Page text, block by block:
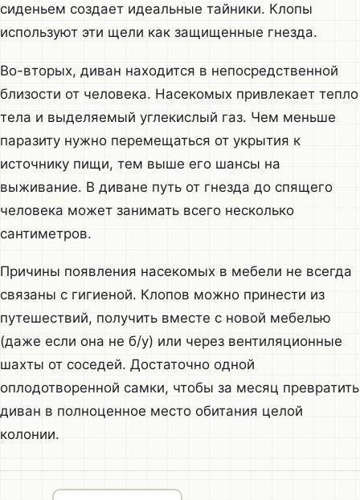
сиденьем создает идеальные тайники. Клопы
используют эти щели как защищенные гнезда.
Во-вторых, диван находится в непосредственной
близости от человека. Насекомых привлекает тепло
тела и выделяемый углекислый газ. Чем меньше
паразиту нужно перемещаться от укрытия к
источнику пищи, тем выше его шансы на
выживание. В диване путь от гнезда до спящего
человека может занимать всего несколько
сантиметров.
Причины появления насекомых в мебели не всегда
связаны с гигиеной. Клопов можно принести из
путешествий, получить вместе с новой мебелью
(даже если она не б/у) или через вентиляционные
шахты от соседей. Достаточно одной
оплодотворенной самки, чтобы за месяц превратить
диван в полноценное место обитания целой
колонии.